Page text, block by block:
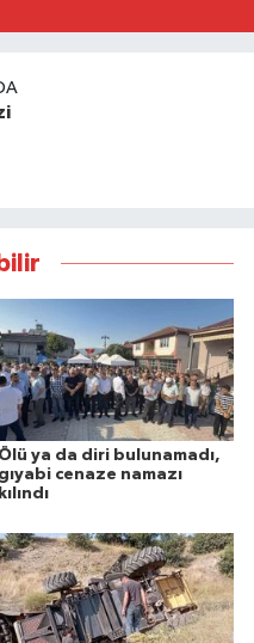
Ölü ya da diri bulunamadı,
gıyabi cenaze namazı
kılındı